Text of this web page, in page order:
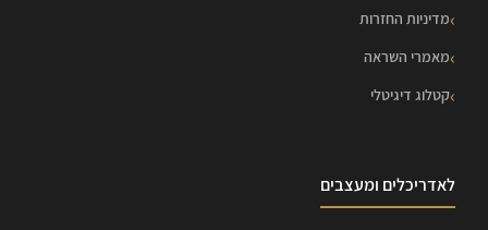
מדיניות החזרות
מאמרי השראה
קטלוג דיגיטלי
לאדריכלים ומעצבים